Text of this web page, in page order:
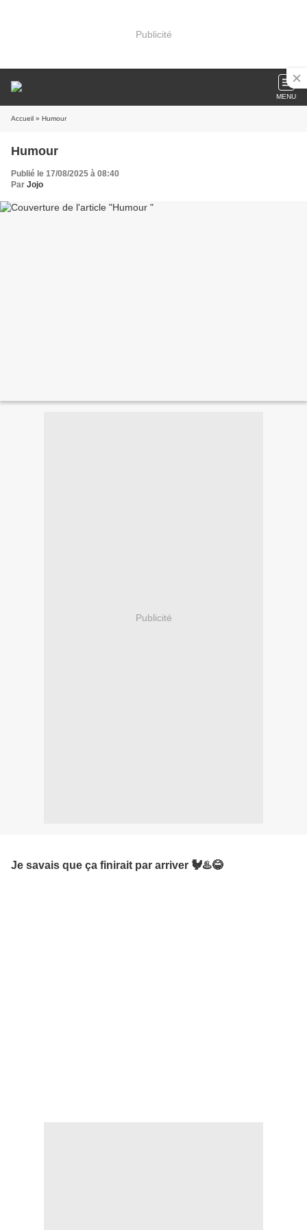
Publicité
MENU
Accueil » Humour
Humour
Publié le 17/08/2025 à 08:40
Par Jojo
Publicité
Je savais que ça finirait par arriver 🐓♨️😂